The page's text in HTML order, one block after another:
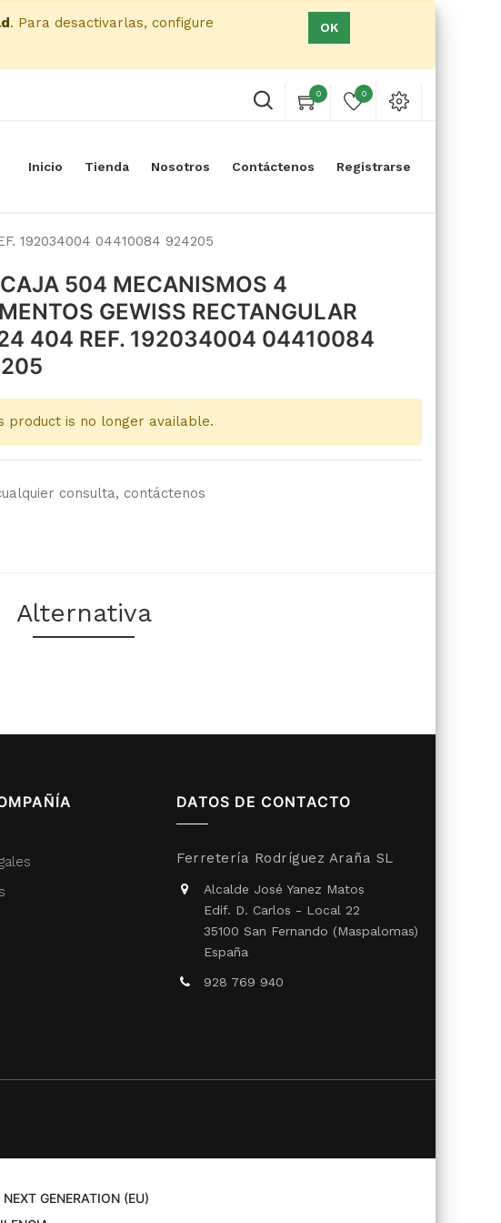
. Para desactivarlas, configure
OK
0 0
Inicio Tienda Nosotros Contáctenos Registrarse
192034004 04410084 924205
504 MECANISMOS 4
GEWISS RECTANGULAR
404 REF. 192034004 04410084
product is no longer available.
consulta, contáctenos
Alternativa
DATOS DE CONTACTO
Ferretería Rodríguez Araña SL
Alcalde José Yanez Matos
Edif. D. Carlos - Local 22
35100 San Fernando (Maspalomas)
España
928 769 940
GENERATION (EU)